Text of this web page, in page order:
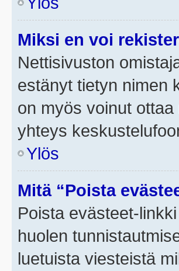
Miksi en voi
Nettisivuston
estänyt tietyn nimen
on myös voinut
yhteys
Ylös
Mitä “Poista
Poista evästeet-
huolen
luetuista viesteistä